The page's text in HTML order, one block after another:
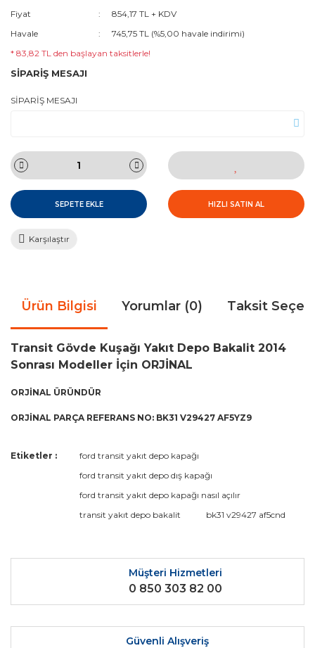
Fiyat
854,17 TL + KDV
Havale
745,75 TL (%5,00 havale indirimi)
* 83,82 TL den başlayan taksitlerle!
SİPARİŞ MESAJI
SİPARİŞ MESAJI
SEPETE EKLE HIZLI SATIN AL
Karşılaştır
Ürün Bilgisi Yorumlar (0) Taksit
Transit Gövde Kuşağı Yakıt Depo Bakalit 2014
Sonrası Modeller İçin ORJİNAL
ORJİNAL ÜRÜNDÜR
ORJİNAL PARÇA REFERANS NO: BK31 V29427 AF5YZ9
Bu ürüne ilk yorumu siz yapın!
Yorum Yaz
Bu ürünün fiyat bilgisi, resim, ürün açıklamalarında ve diğer
kullanarak tarafımıza iletebilirsiniz.
Görüş ve önerileriniz için teşekkür ederiz.
Ürün bilgilerinde hatalar bulunuyor.
Ürün fiyatı diğer sitelerden daha pahalı.
Bu ürüne benzer farklı alternatifler olmalı.
Etiketler :
ford transit yakıt depo kapağı
ford transit yakıt depo dış kapağı
ford transit yakıt depo kapağı nasıl açılır
transit yakıt depo bakalit
bk31 v29427 af5cnd
Müşteri Hizmetleri
0 850 303 82 00
Güvenli Alışveriş